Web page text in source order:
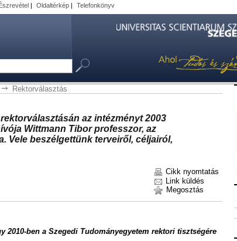
| Oldaltérkép | Telefonkönyv
Rektorválasztás
az in­téz­ményt 2003
Wittmann Ti­bor pro­fes­­szor, az
Ve­le be­szél­get­tünk ter­ve­i­ről, cél­ja­i­ról,
Cikk nyomtatás
Link küldés
Megosztás
ben a Sze­ge­di Tu­do­mány­egye­tem rek­to­ri tiszt­sé­gé­re